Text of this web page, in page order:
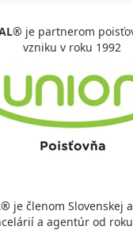
je partnerom
vzniku v roku 1992
je členom Slovenskej
a agentúr od